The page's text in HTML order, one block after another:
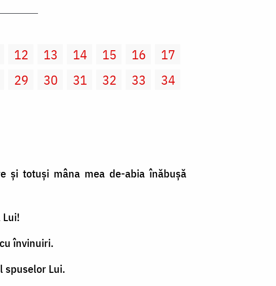
12 13 14 15 16
17
29 30 31 32 33
34
şi totuşi mâna mea de-abia înăbuşă
învinuiri.
spuselor Lui.